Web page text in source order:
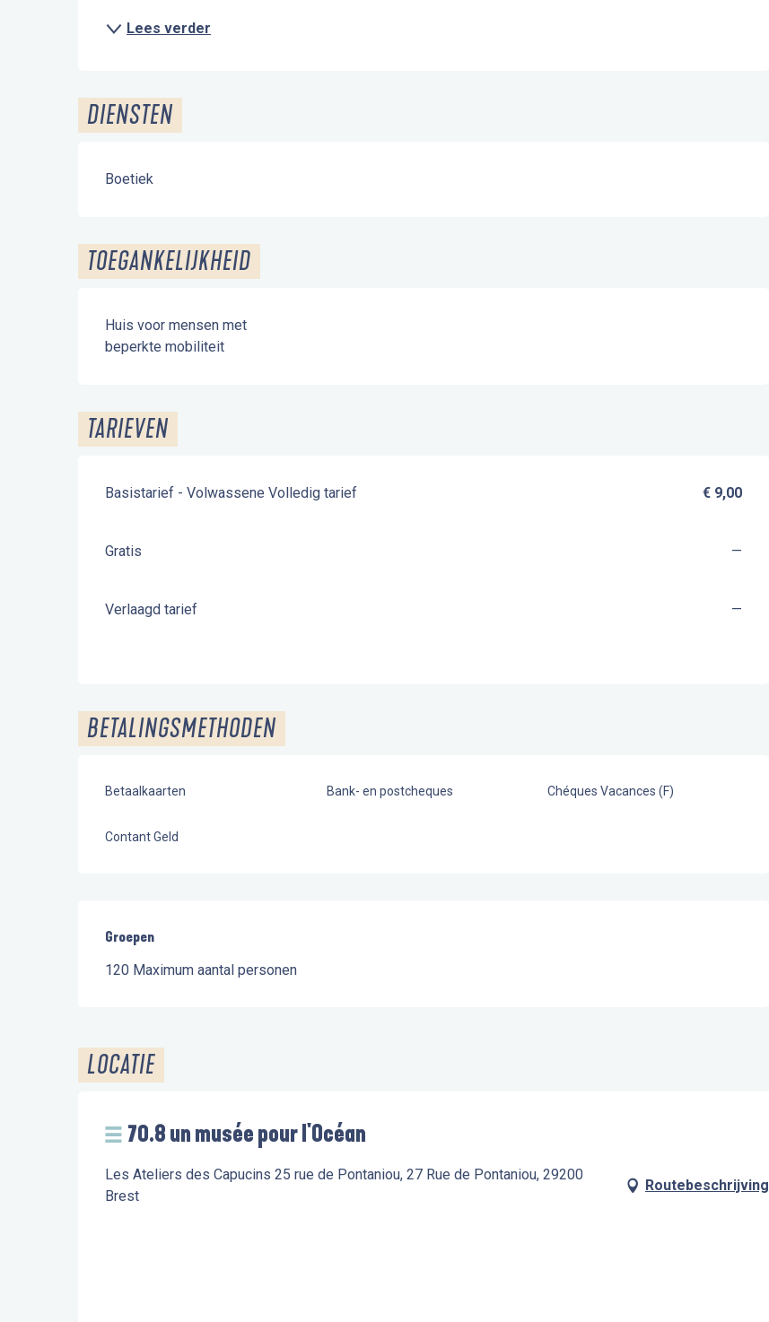
Lees verder
DIENSTEN
Boetiek
TOEGANKELIJKHEID
Huis voor mensen met
beperkte mobiliteit
TARIEVEN
Basistarief - Volwassene Volledig tarief € 9,00
Gratis —
Verlaagd tarief —
BETALINGSMETHODEN
Betaalkaarten Bank- en postcheques Chéques Vacances (F)
Contant Geld
Groepen
Groepen
120 Maximum aantal personen
LOCATIE
70.8 un musée pour l'Océan
Les Ateliers des Capucins 25 rue de Pontaniou, 27 Rue de Pontaniou, 29200
Brest
Routebeschrijving